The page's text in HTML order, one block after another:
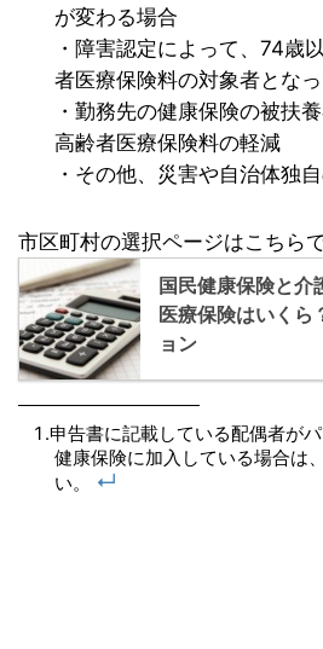
が変わる場合
・障害認定によって、74歳
者医療保険料の対象者とな
・勤務先の健康保険の被扶
高齢者医療保険料の軽減
・その他、災害や自治体独
市区町村の選択ページはこちらで
国民健康保険と介
医療保険はいくら
ョン
申告書に記載している配偶者が
健康保険に加入している場合は
い。
↵